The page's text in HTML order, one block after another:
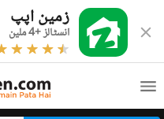
زمین اپپ
انسٹالز +4 ملین